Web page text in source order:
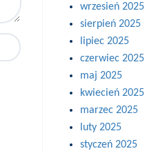
wrzesień 2025
sierpień 2025
lipiec 2025
czerwiec 2025
maj 2025
kwiecień 2025
marzec 2025
luty 2025
styczeń 2025